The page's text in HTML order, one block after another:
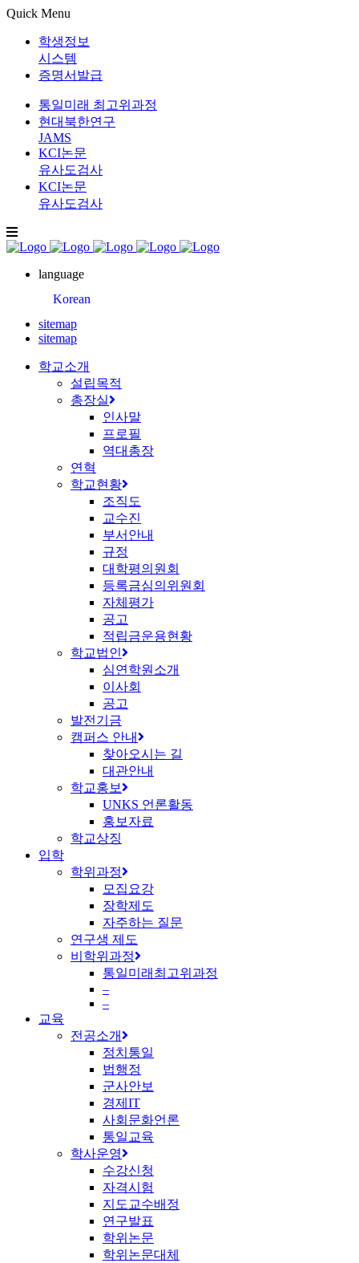
Quick Menu
학생정보
시스템
증명서발급
통일미래 최고위과정
현대북한연구
JAMS
KCI논문
유사도검사
KCI논문
유사도검사
language
Korean
sitemap
sitemap
학교소개
설립목적
총장실
인사말
프로필
역대총장
연혁
학교현황
조직도
교수진
부서안내
규정
대학평의원회
등록금심의위원회
자체평가
공고
적립금운용현황
학교법인
심연학원소개
이사회
공고
발전기금
캠퍼스 안내
찾아오시는 길
대관안내
학교홍보
UNKS 언론활동
홍보자료
학교상징
입학
학위과정
모집요강
장학제도
자주하는 질문
연구생 제도
비학위과정
통일미래최고위과정
–
–
교육
전공소개
정치통일
법행정
군사안보
경제IT
사회문화언론
통일교육
학사운영
수강신청
자격시험
지도교수배정
연구발표
학위논문
학위논문대체